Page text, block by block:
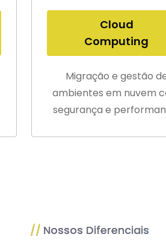
Cloud
Computing
Migração e gestão
ambientes em nuvem
segurança e
Nossos Diferenciais